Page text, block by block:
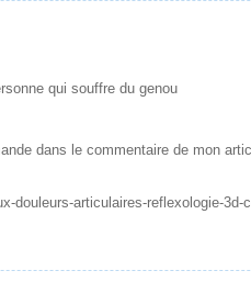
qui souffre du genou
dans le commentaire de mon
douleurs-articulaires-reflexologie-3d-